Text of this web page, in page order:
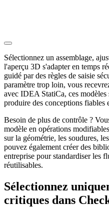
Sélectionnez un assemblage,
l'aperçu 3D s'adapter en temps
guidé par des règles de saisie
paramètre trop loin, vous
avec IDEA StatiCa, ces
produire des conceptions fiables
Besoin de plus de contrôle ?
modèle en opérations
sur la géométrie, les soudures,
pouvez également créer des
entreprise pour standardiser les
réutilisables.
Sélectionnez
critiques dans